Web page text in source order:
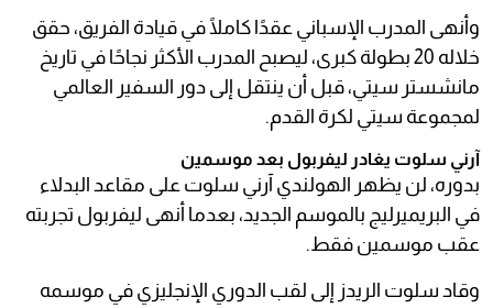
وأنهى المدرب الإسباني عقدًا كاملًا في قيادة الفريق، حقق
خلاله 20 بطولة كبرى، ليصبح المدرب الأكثر نجاحًا في تاريخ
مانشستر سيتي، قبل أن ينتقل إلى دور السفير العالمي
لمجموعة سيتي لكرة القدم.
آرني سلوت يغادر ليفربول بعد موسمين
بدوره، لن يظهر الهولندي آرني سلوت على مقاعد البدلاء
في البريميرليج بالموسم الجديد، بعدما أنهى ليفربول تجربته
عقب موسمين فقط.
وقاد سلوت الريدز إلى لقب الدوري الإنجليزي في موسمه